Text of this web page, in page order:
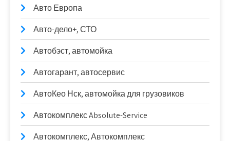
Авто Европа
Авто-дело+, СТО
Автобэст, автомойка
Автогарант, автосервис
АвтоКео Нск, автомойка для грузовиков
Автокомплекс Absolute-Service
Автокомплекс, Автокомплекс